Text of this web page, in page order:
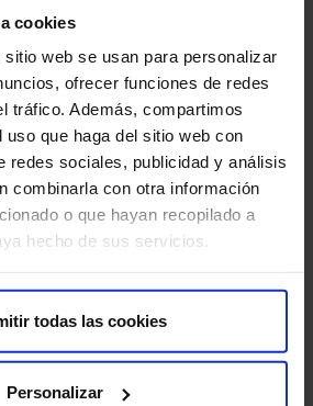
cookies
web se usan para personalizar
ofrecer funciones de redes
tráfico. Además, compartimos
uso que haga del sitio web con
redes sociales, publicidad y análisis
combinarla con otra información
o que hayan recopilado a
hecho de sus servicios.
todas las cookies
Personalizar
Dati 2023 – Centro di riferimento HM
noi come tuo Centro
di fertilità?
anni di esperienza